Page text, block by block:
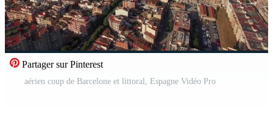
Partager sur Pinterest
aérien coup de Barcelone et littoral, Espagne Vidéo Pro